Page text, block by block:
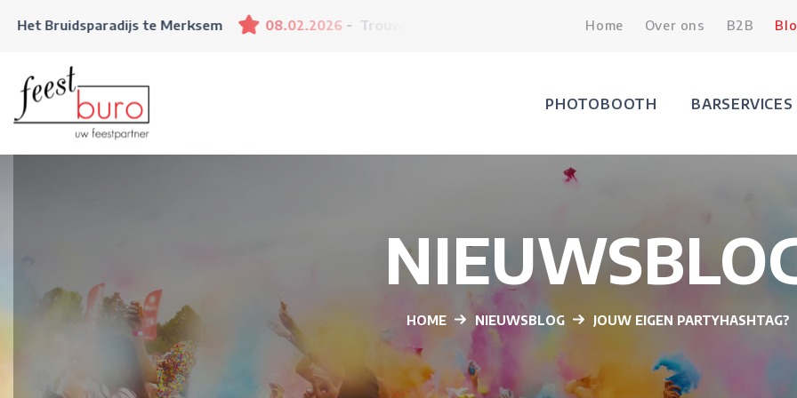
te Merksem 08.02.2026 Trouwbeurs Liefs - De Hoorn Leuven 15.02.2026 Trouw en Trends -
Home Over ons B2B
PHOTOBOOTH BARSERVICES
HOME NIEUWSBLOG JOUW EIGEN PARTYHASHTAG?